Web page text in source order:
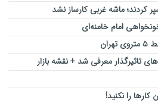
امام خامنه‌ای
تاثیرگذار معرفی شد + نقشه بازار
را نکنید!